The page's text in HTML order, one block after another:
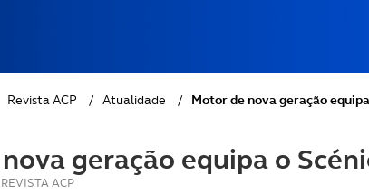
Revista ACP / Atualidade / Motor de nova geração
geração equipa o
REVISTA ACP